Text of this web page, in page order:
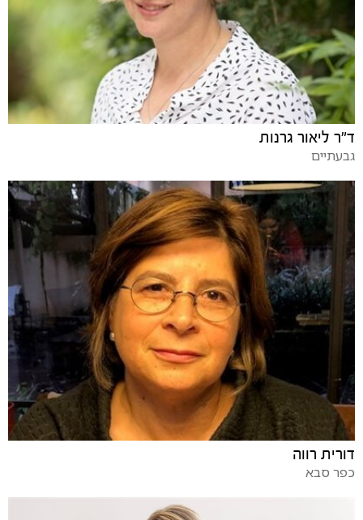
ד"ר ליאור גרנות
גבעתיים
דורית רווה
כפר סבא